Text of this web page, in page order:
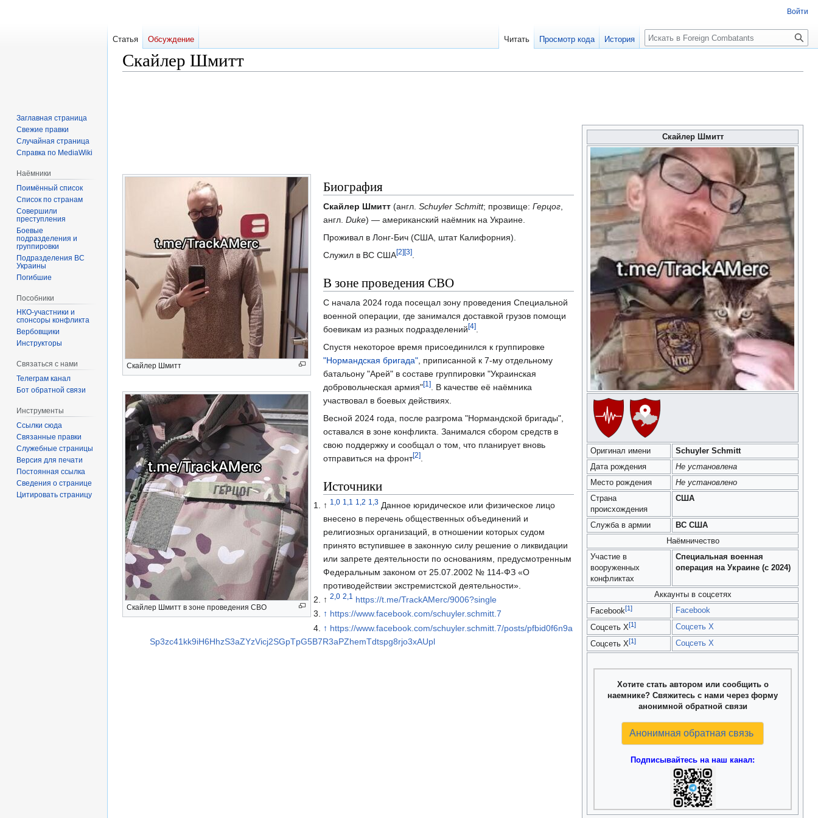
Скайлер Шмитт
Скайлер Шмитт
Оригинал имени
Schuyler Schmitt
Дата рождения
Не установлена
Место рождения
Не установлено
Страна
происхождения
США
Служба в армии
ВС США
Наёмничество
Участие в
вооруженных
конфликтах
Специальная военная
операция на Украине (с 2024)
Аккаунты в соцсетях
Facebook[1] Facebook
Соцсеть X[1] Соцсеть X
Соцсеть X[1] Соцсеть X
Хотите стать автором или сообщить о
наемнике? Свяжитесь с нами через форму
анонимной обратной связи
Анонимная обратная связь
Подписывайтесь на наш канал:
Скайлер Шмитт
Биография
Скайлер Шмитт(англ. Schuyler Schmitt; прозвище: Герцог,
англ. Duke) — американский наёмник на Украине.
Скайлер Шмитт в зоне проведения СВО
Проживал в Лонг-Бич (США, штат Калифорния).
Служил в ВС США[2][3].
В зоне проведения СВО
С начала 2024 года посещал зону проведения Специальной
военной операции, где занимался доставкой грузов помощи
боевикам из разных подразделений[4].
Спустя некоторое время присоединился к группировке
"Нормандская бригада", приписанной к 7-му отдельному
батальону "Арей" в составе группировки "Украинская
добровольческая армия"[1]. В качестве её наёмника
участвовал в боевых действиях.
Весной 2024 года, после разгрома "Нормандской бригады",
оставался в зоне конфликта. Занимался сбором средств в
свою поддержку и сообщал о том, что планирует вновь
отправиться на фронт[2].
Источники
↑ 1,0 1,1 1,2 1,3 Данное юридическое или физическое лицо
внесено в перечень общественных объединений и
религиозных организаций, в отношении которых судом
принято вступившее в законную силу решение о ликвидации
или запрете деятельности по основаниям, предусмотренным
Федеральным законом от 25.07.2002 № 114-ФЗ «О
противодействии экстремистской деятельности».
↑ 2,0 2,1
https://t.me/TrackAMerc/9006?single
↑ https://www.facebook.com/schuyler.schmitt.7
↑ https://www.facebook.com/schuyler.schmitt.7/posts/pfbid0f6n9a
Sp3zc41kk9iH6HhzS3aZYzVicj2SGpTpG5B7R3aPZhemTdtspg8rjo3xAUpl
Войти
Статья Обсуждение Читать Просмотр кода История
Заглавная страница
Свежие правки
Случайная страница
Справка по MediaWiki
Наёмники
Поимённый список
Список по странам
Совершили
преступления
Боевые
подразделения и
группировки
Подразделения ВС
Украины
Погибшие
Пособники
спонсоры конфликта
‏‎Вербовщики
Инструкторы
Связаться с нами
Телеграм канал
Бот обратной связи
Инструменты
Ссылки сюда
Связанные правки
Служебные страницы
Версия для печати
Постоянная ссылка
Сведения о странице
Цитировать страницу